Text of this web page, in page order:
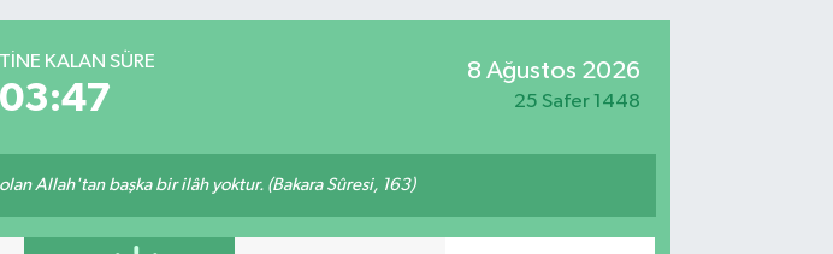
KALAN SÜRE 8 Ağustos 2026
25 Safer 1448
Allah'tan başka bir ilâh yoktur. (Bakara Sûresi, 163)